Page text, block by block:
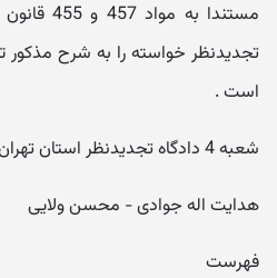
مستندا
تجدیدنظر خواسته را به شرح مذکور
است .
شعبه 4 دادگاه تجدیدنظر استان تهران - رئیس و مستشار
هدایت اله جوادی - محسن ولایی
فهرست